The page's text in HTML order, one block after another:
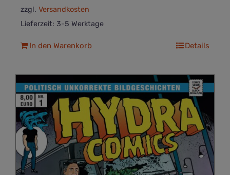
zzgl. Versandkosten
Lieferzeit: 3-5 Werktage
In den Warenkorb Details